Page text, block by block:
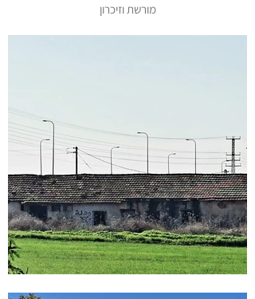
מורשת וזיכרון